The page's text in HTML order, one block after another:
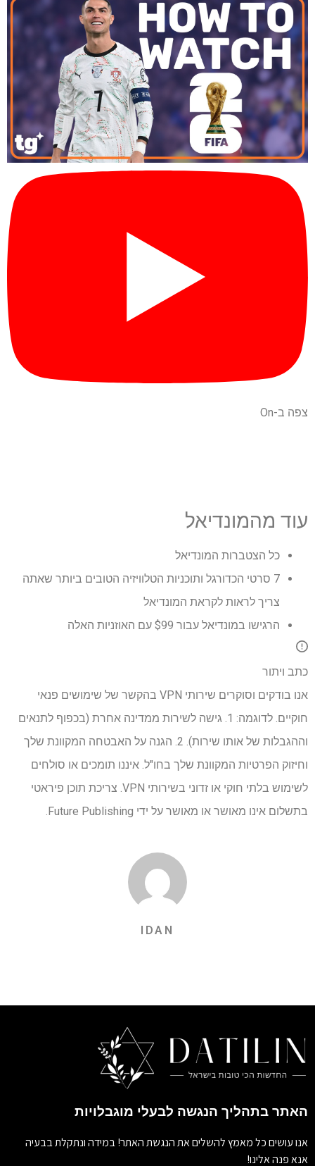
צפה ב-On
עוד מהמונדיאל
כל הצטברות המונדיאל
7 סרטי הכדורגל ותוכניות הטלוויזיה הטובים ביותר שאתה
צריך לראות לקראת המונדיאל
הרגישו במונדיאל עבור $99 עם האוזניות האלה
כתב ויתור
אנו בודקים וסוקרים שירותי VPN בהקשר של שימושים פנאי
חוקיים. לדוגמה: 1. גישה לשירות ממדינה אחרת (בכפוף לתנאים
וההגבלות של אותו שירות). 2. הגנה על האבטחה המקוונת שלך
וחיזוק הפרטיות המקוונת שלך בחו"ל. איננו תומכים או סולחים
לשימוש בלתי חוקי או זדוני בשירותי VPN. צריכת תוכן פיראטי
בתשלום אינו מאושר או מאושר על ידי Future Publishing.
IDAN
האתר בתהליך הנגשה לבעלי מוגבלויות
אנו עושים כל מאמץ להשלים את הנגשת האתר! במידה ונתקלת בבעיה
אנא פנה אלינו!